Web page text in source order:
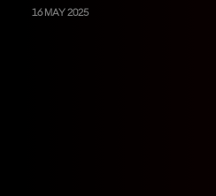
16 MAY 2025